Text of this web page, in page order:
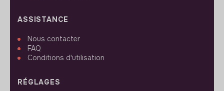
ASSISTANCE
Nous contacter
FAQ
Conditions d'utilisation
RÉGLAGES